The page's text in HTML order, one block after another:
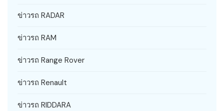
ข่าวรถ RADAR
ข่าวรถ RAM
ข่าวรถ Range Rover
ข่าวรถ Renault
ข่าวรถ RIDDARA